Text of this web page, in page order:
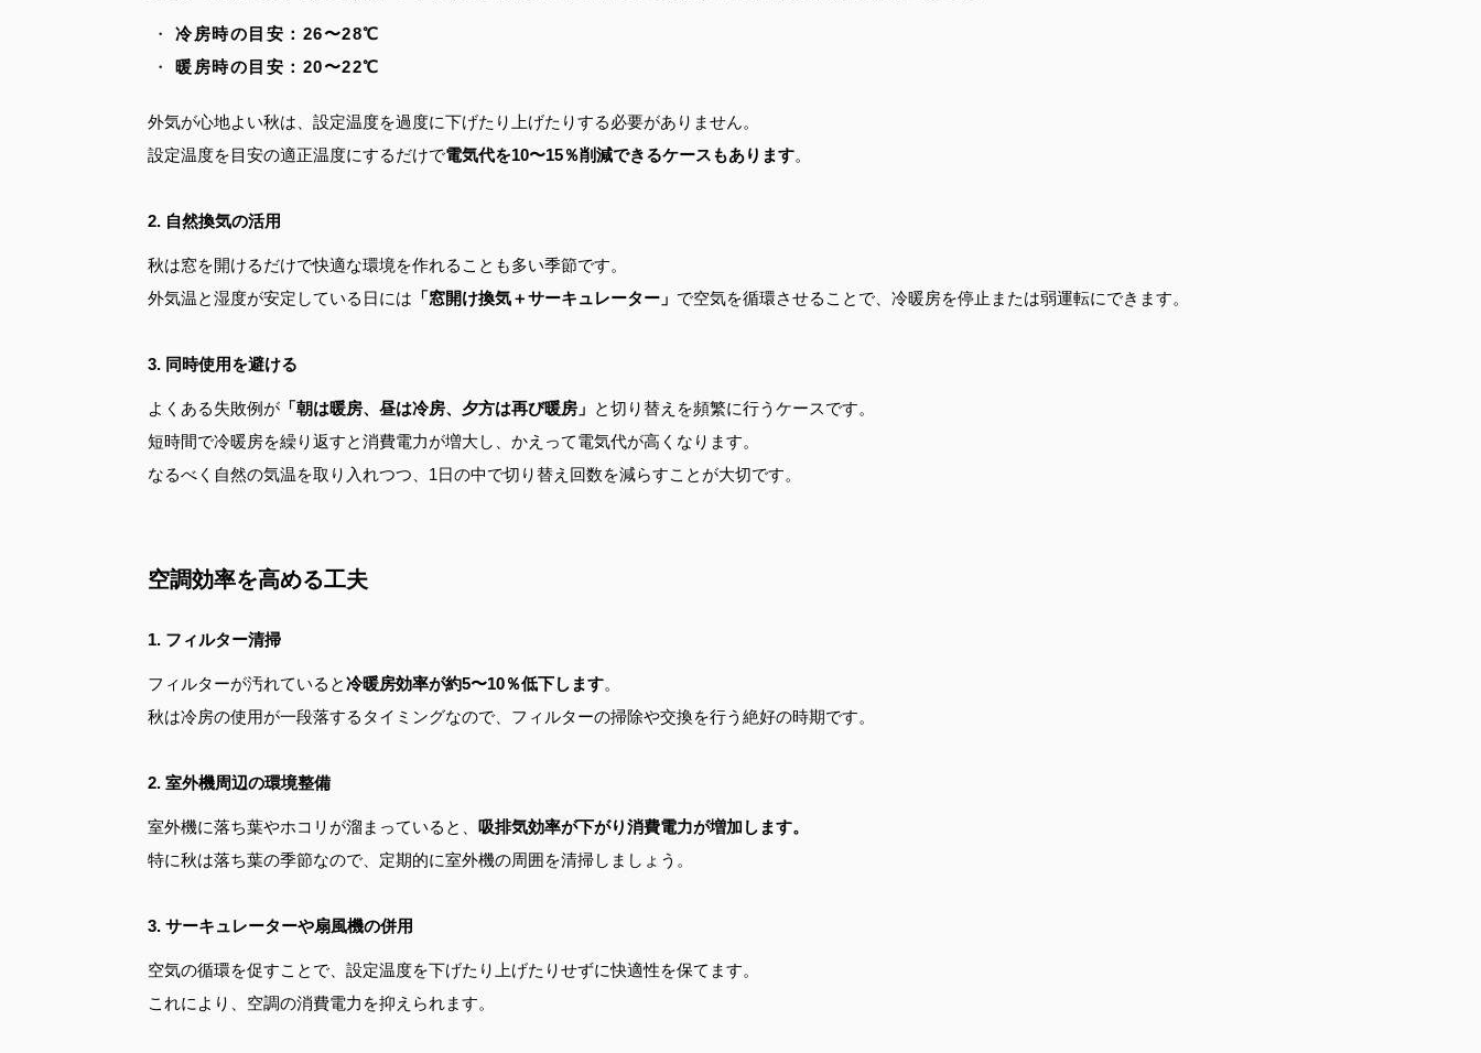
冷房時の目安：26〜28℃
暖房時の目安：20〜22℃
外気が心地よい秋は、設定温度を過度に下げたり上げたりする必要がありません。
設定温度を目安の適正温度にするだけで電気代を10〜15％削減できるケースもあります。
2. 自然換気の活用
秋は窓を開けるだけで快適な環境を作れることも多い季節です。
外気温と湿度が安定している日には 「窓開け換気＋サーキュレーター」 で空気を循環させることで、冷暖房を停止または弱運転にできます。
3. 同時使用を避ける
よくある失敗例が 「朝は暖房、昼は冷房、夕方は再び暖房」 と切り替えを頻繁に行うケースです。
短時間で冷暖房を繰り返すと消費電力が増大し、かえって電気代が高くなります。
なるべく自然の気温を取り入れつつ、1日の中で切り替え回数を減らすことが大切です。
空調効率を高める工夫
1. フィルター清掃
フィルターが汚れていると冷暖房効率が約5〜10％低下します。
秋は冷房の使用が一段落するタイミングなので、フィルターの掃除や交換を行う絶好の時期です。
2. 室外機周辺の環境整備
室外機に落ち葉やホコリが溜まっていると、 吸排気効率が下がり消費電力が増加します。
特に秋は落ち葉の季節なので、定期的に室外機の周囲を清掃しましょう。
3. サーキュレーターや扇風機の併用
空気の循環を促すことで、設定温度を下げたり上げたりせずに快適性を保てます。
これにより、空調の消費電力を抑えられます。